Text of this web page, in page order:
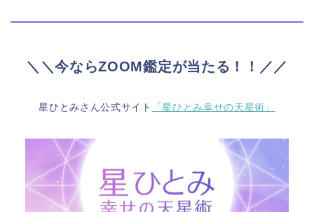
＼＼今ならZOOM鑑定が当たる！！／／
星ひとみさん公式サイト 「星ひとみ幸せの天星術」